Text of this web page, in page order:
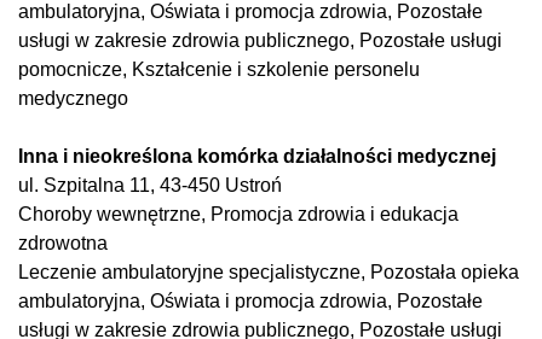
ambulatoryjna, Oświata i promocja zdrowia, Pozostałe
usługi w zakresie zdrowia publicznego, Pozostałe usługi
pomocnicze, Kształcenie i szkolenie personelu
medycznego
Inna i nieokreślona komórka działalności medycznej
ul. Szpitalna 11, 43-450 Ustroń
Choroby wewnętrzne, Promocja zdrowia i edukacja
zdrowotna
Leczenie ambulatoryjne specjalistyczne, Pozostała opieka
ambulatoryjna, Oświata i promocja zdrowia, Pozostałe
usługi w zakresie zdrowia publicznego, Pozostałe usługi